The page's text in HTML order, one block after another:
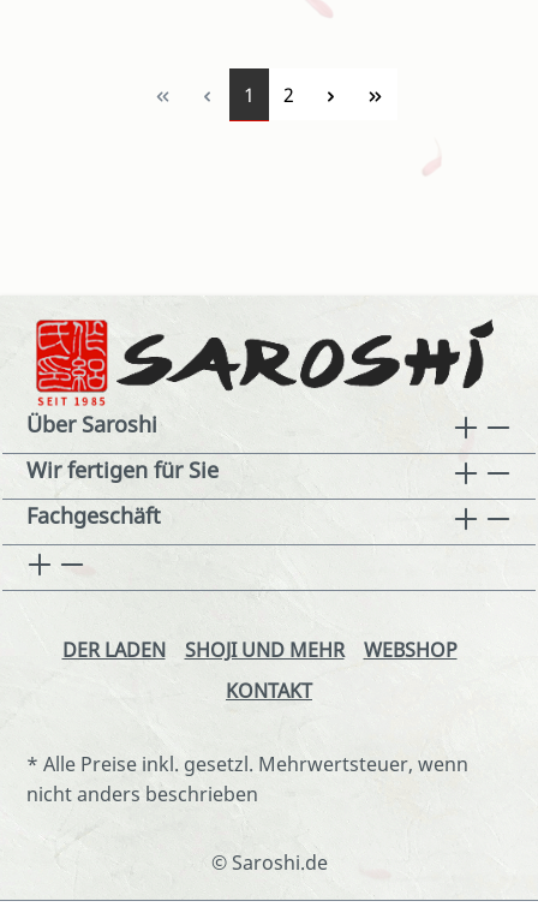
Seite
1 Seite
2
Über Saroshi
Wir fertigen für Sie
Fachgeschäft
DER LADEN SHOJI UND MEHR
WEBSHOP
KONTAKT
* Alle Preise inkl. gesetzl. Mehrwertsteuer, wenn
nicht anders beschrieben
© Saroshi.de